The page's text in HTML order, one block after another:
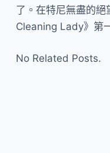
了。在特尼無盡的
Cleaning Lady》第
No Related Posts.